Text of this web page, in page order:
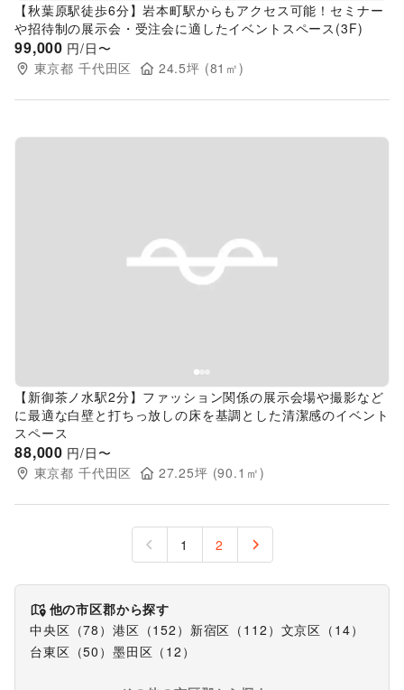
【秋葉原駅徒歩6分】岩本町駅からもアクセス可能！セミナー
や招待制の展示会・受注会に適したイベントスペース(3F)
99,000 円/日〜
東京都 千代田区 24.5坪 (81 ㎡)
Previous slide
【新御茶ノ水駅2分】ファッション関係の展示会場や撮影など
に最適な白壁と打ちっ放しの床を基調とした清潔感のイベント
スペース
88,000 円/日〜
東京都 千代田区 27.25坪 (90.1 ㎡)
1 2
他の市区郡から探す
中央区 （78 ） 港区 （152 ） 新宿区 （ 112 ） 文京区 （ 14）
台東区 （50 ） 墨田区 （ 12 ）